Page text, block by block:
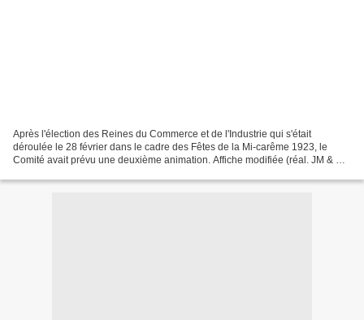
Après l'élection des Reines du Commerce et de l'Industrie qui s'était
déroulée le 28 février dans le cadre des Fêtes de la Mi-carême 1923, le
Comité avait prévu une deuxième animation. Affiche modifiée (réal. JM & BF)